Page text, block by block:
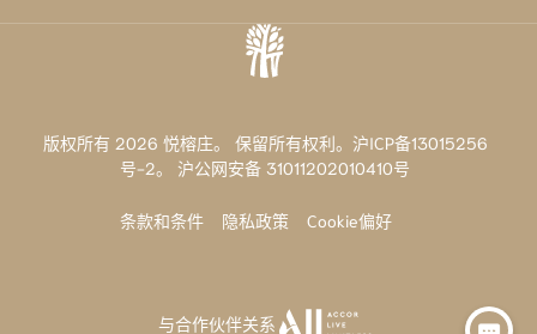
版权所有 2026 悦榕庄。 保留所有权利。沪ICP备13015256
号-2。 沪公网安备 31011202010410号
条款和条件 隐私政策 Cookie偏好
与合作伙伴关系